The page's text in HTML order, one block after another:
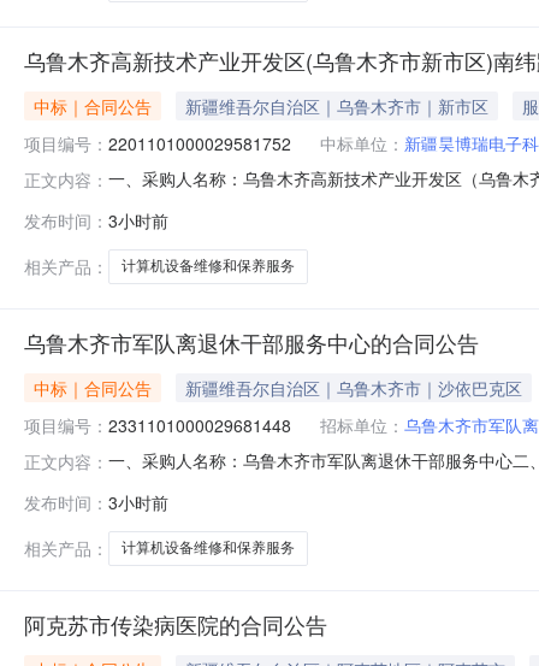
乌鲁木齐高新技术产业开发区(乌鲁木齐市新市区)南
中标｜合同公告 新疆维吾尔自治区｜乌鲁木齐市｜新市区
项目编号： 2201101000029581752 中标单位： 新疆昊博瑞电子
正文内容： 一、采购人名称：乌鲁木齐高新技术产业开发区（乌鲁
规格型号单位数量单价(元)总价(元)1计算机设备维修和
发布时间： 3小时前
相关产品：
计算机设备维修和保养服务
乌鲁木齐市军队离退休干部服务中心的合同公告
中标｜合同公告
新疆维吾尔自治区｜乌鲁木齐市｜沙依巴克区
项目编号： 2331101000029681448 招标单位： 乌鲁木齐市军队
正文内容： 一、采购人名称：乌鲁木齐市军队离退休干部服务中心
务详见附件项1.0013001300服务要求或标的基本概况：
发布时间： 3小时前
相关产品：
计算机设备维修和保养服务
阿克苏市传染病医院的合同公告